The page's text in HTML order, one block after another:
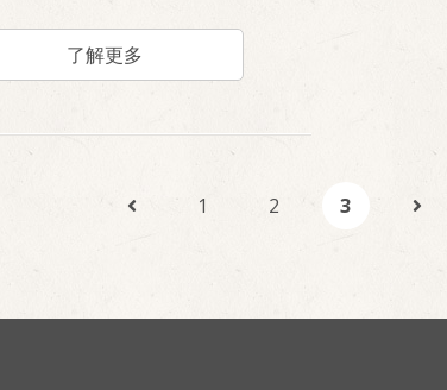
超人氣早餐推薦
【超簡單蛋沙拉做
法】3步驟打造飯店
了解更多
1 2 3